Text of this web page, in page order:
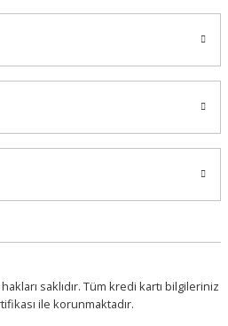
saklıdır. Tüm kredi kartı bilgileriniz
ile korunmaktadır.